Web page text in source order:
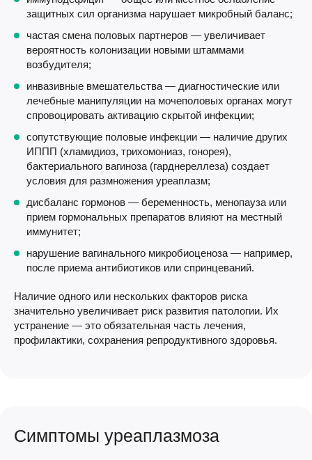
защитных сил организма нарушает микробный баланс;
частая смена половых партнеров — увеличивает
вероятность колонизации новыми штаммами
возбудителя;
инвазивные вмешательства — диагностические или
лечебные манипуляции на мочеполовых органах могут
спровоцировать активацию скрытой инфекции;
сопутствующие половые инфекции — наличие других
ИППП (хламидиоз, трихомониаз, гонорея),
бактериального вагиноза (гарднереллеза) создает
условия для размножения уреаплазм;
дисбаланс гормонов — беременность, менопауза или
прием гормональных препаратов влияют на местный
иммунитет;
нарушение вагинального микробиоценоза — например,
после приема антибиотиков или спринцеваний.
Наличие одного или нескольких факторов риска
значительно увеличивает риск развития патологии. Их
устранение — это обязательная часть лечения,
профилактики, сохранения репродуктивного здоровья.
Симптомы уреаплазмоза